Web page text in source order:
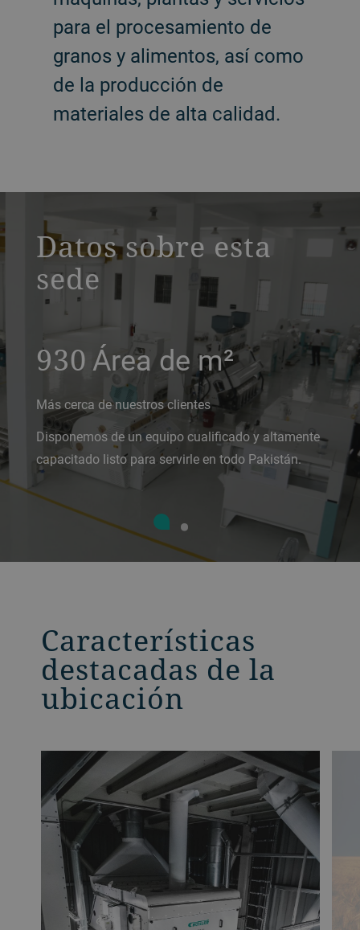
para el procesamiento de
granos y alimentos, así como
de la producción de
materiales de alta calidad.
a decorative background image
Datos sobre esta
sede
930Área de m²
Más cerca de nuestros clientes
Disponemos de un equipo cualificado y altamente
capacitado listo para servirle en todo Pakistán.
Características
destacadas de la
ubicación